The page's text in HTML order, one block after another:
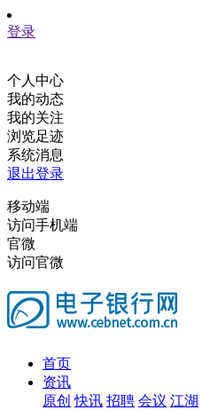
登录
个人中心
我的动态
我的关注
浏览足迹
系统消息
退出登录
移动端
访问手机端
官微
访问官微
首页
资讯
原创 快讯 招聘 会议 江湖